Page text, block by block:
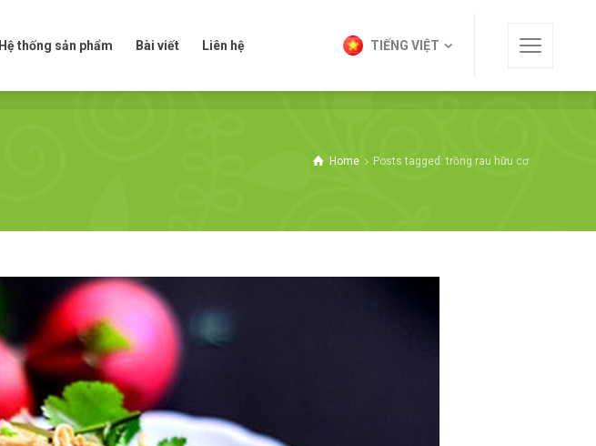
Hệ thống sản phẩm Bài viết Liên hệ TIẾNG VIỆT
Home Posts tagged: trồng rau hữu cơ